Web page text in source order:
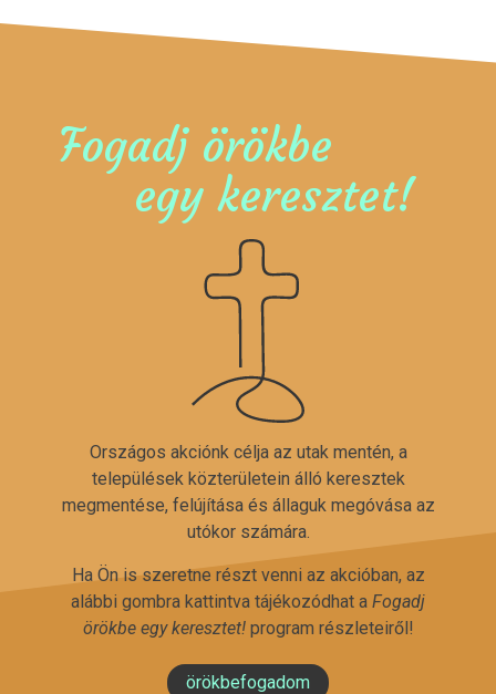
Fogadj örökbe
egy keresztet!
Országos akciónk célja az utak mentén, a
települések közterületein álló keresztek
megmentése, felújítása és állaguk megóvása az
utókor számára.
Ha Ön is szeretne részt venni az akcióban, az
alábbi gombra kattintva tájékozódhat a Fogadj
örökbe egy keresztet!program részleteiről!
örökbefogadom